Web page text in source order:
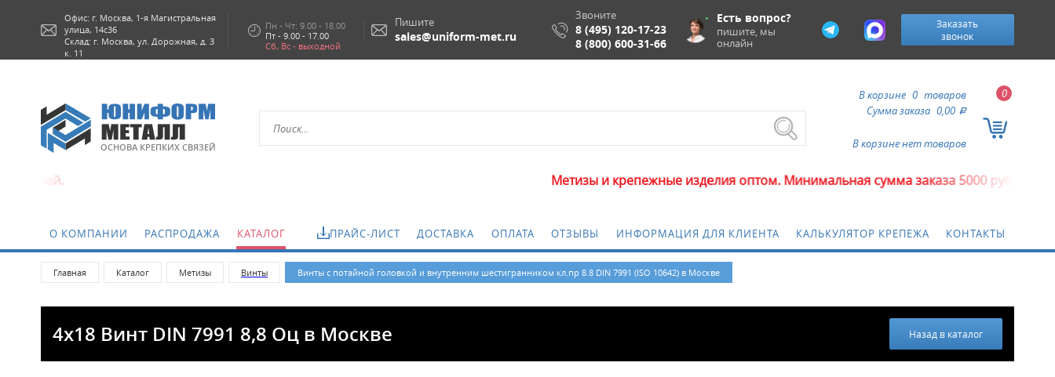
Есть вопрос?
пишите, мы
онлайн
Офис: г. Москва, 1-я Магистральная
улица, 14с36
Склад: г. Москва, ул. Дорожная, д. 3
к. 11
Пн - Чт: 9.00 - 18.00
Пт - 9.00 - 17.00
Сб, Вс - выходной
Пишите
sales@uniform-met.ru
Звоните
8 (495) 120-17-23
8 (800) 600-31-66
Заказать
звонок
ОСНОВА КРЕПКИХ СВЯЗЕЙ
0
В корзине 0 товаров
Сумма заказа 0,00 a
В корзине нет товаров
Метизы и крепежные изделия оптом. Минимальная сумма заказа 5000 рублей.
О КОМПАНИИ РАСПРОДАЖА КАТАЛОГ ПРАЙС-ЛИСТ ДОСТАВКА ОПЛАТА ОТЗЫВЫ ИНФОРМАЦИЯ ДЛЯ КЛИЕНТА КАЛЬКУЛЯТОР КРЕПЕЖА КОНТАКТЫ
Главная Каталог Метизы Винты Винты с потайной головкой и внутренним шестигранником кл.пр 8.8 DIN 7991 (ISO 10642) в Москве
4х18 Винт DIN 7991 8,8 Оц в Москве Назад в каталог